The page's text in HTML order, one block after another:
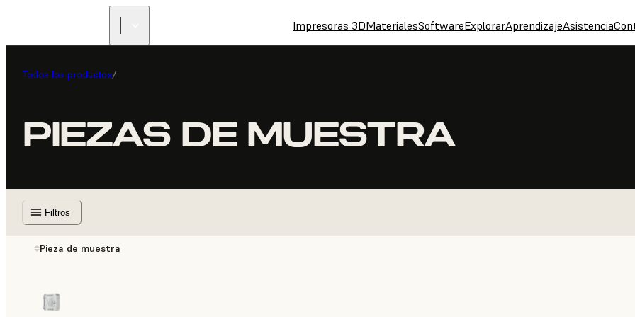
Impresoras 3DMaterialesSoftwareExplorarAprendizajeAsistencia
Todos los productos/
PIEZAS DE MUESTRA
Filtros
Pieza de muestra